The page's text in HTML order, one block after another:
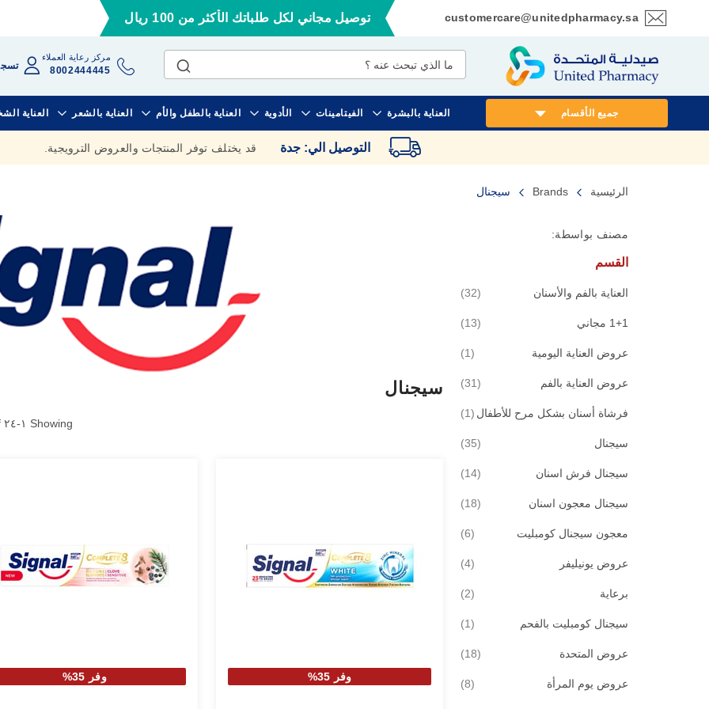
customercare@unitedpharmacy.sa
تخطي
المحتوى
توصيل مجاني لكل طلباتك الأكثر من 100 ريال
مركز رعاية العملاء
8002444445
العناية بالبشرة الفيتامينات الأدوية العناية بالطفل والأم العناية بالشعر العناية جميع الأقسام
التوصيل الي: جدة قد يختلف توفر المنتجات والعروض الترويجية.
الرئيسية Brands سيجنال
سيجنال
Showing ١-٢٤
وفر 35% وفر 35%
مصنف بواسطة:
القسم
العناية بالفم والأسنان 32قطع
1+1 مجاني 13قطع
عروض العناية اليومية 1قطعة
عروض العناية بالفم 31قطع
فرشاة أسنان بشكل مرح للأطفال 1قطعة
سيجنال 35قطع
سيجنال فرش اسنان 14قطع
سيجنال معجون اسنان 18قطع
معجون سيجنال كومبليت 6قطع
عروض يونيليفر 4قطع
برعاية 2قطع
سيجنال كومبليت بالفحم 1قطعة
عروض المتحدة 18قطع
عروض يوم المرأة 8قطع